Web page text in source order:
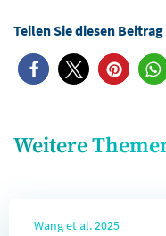
Weitere
Wang et al. 2025